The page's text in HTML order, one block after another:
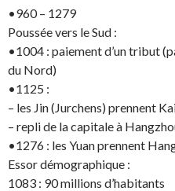
•960 – 1279
Poussée vers le Sud :
•1004 : paiement d’un tribut
du Nord)
•1125 :
– les Jin (Jurchens) prennent
– repli de la capitale à
•1276 : les Yuan prennent
Essor démographique :
1083 : 90 millions d’habitants